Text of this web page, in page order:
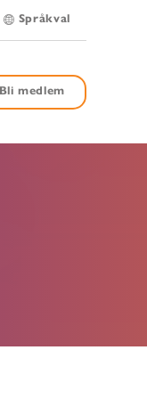
Språkval
Bli medlem